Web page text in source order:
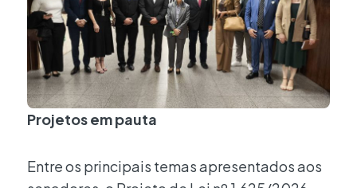
Projetos em pauta
Entre os principais temas apresentados aos